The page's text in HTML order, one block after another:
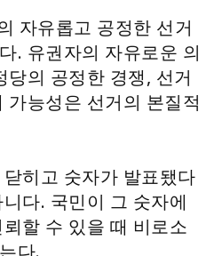
자유롭고 공정한 선거
. 유권자의 자유로운 의
의 공정한 경쟁, 선거
가능성은 선거의 본질적
히고 숫자가 발표됐다
다. 국민이 그 숫자에
할 수 있을 때 비로소
다.